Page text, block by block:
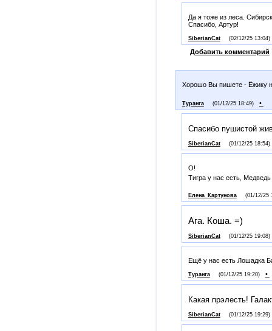
Да я тоже из леса.
Спасибо, Артур!
SiberianCat (02/12/25 13:04)
Добавить комментарий
Хорошо Вы пишете - Ёжику
Туранга (01/12/25 18:49) •
Спасибо пушистой
SiberianCat (01/12/25 18:54)
О!
Тигра у нас есть,
Елена_Картунова (01/12/25
Ага. Коша. =)
SiberianCat (01/12/25 19:08)
Ещё у нас есть Лошадка
Туранга (01/12/25 19:20) •
Какая прэлесть!
SiberianCat (01/12/25 19:29)